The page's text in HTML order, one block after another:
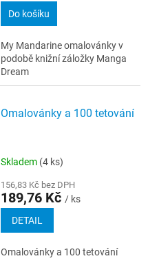
Do košíku
My Mandarine omalovánky v
podobě knižní záložky Manga
Dream
Omalovánky a 100 tetování
Skladem (4 ks)
156,83 Kč bez DPH
189,76 Kč / ks
DETAIL
Omalovánky a 100 tetování